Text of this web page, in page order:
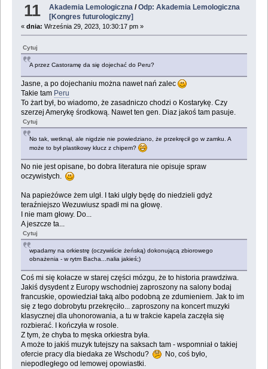
11 Akademia Lemologiczna /Odp: Akademia Lemologiczna
[Kongres futurologiczny]
« dnia: Września 29, 2023, 10:30:17 pm »
Cytuj
A przez Castoramę da się dojechać do Peru?
Jasne, a po dojechaniu można nawet nań zalec
Takie tam Peru
To żart był, bo wiadomo, że zasadniczo chodzi o Kostarykę. Czy
szerzej Amerykę środkową. Nawet ten gen. Diaz jakoś tam pasuje.
Cytuj
No tak, wetknął, ale nigdzie nie powiedziano, że przekręcił go w zamku. A
może to był plastikowy klucz z chipem?
No nie jest opisane, bo dobra literatura nie opisuje spraw
oczywistych.
Na papieżówce żem ulgł. I taki ulgły będę do niedzieli gdyż
teraźniejszo Wezuwiusz spadł mi na głowę.
I nie mam głowy. Do...
A jeszcze ta...
Cytuj
wpadamy na orkiestrę (oczywiście żeńską) dokonującą zbiorowego
obnażenia - w rytm Bacha...nalia jakieś;)
Coś mi się kołacze w starej części mózgu, że to historia prawdziwa.
Jakiś dysydent z Europy wschodniej zaproszony na salony bodaj
francuskie, opowiedział taką albo podobną ze zdumieniem. Jak to im
się z tego dobrobytu przekręciło... zaproszony na koncert muzyki
klasycznej dla uhonorowania, a tu w trakcie kapela zaczęła się
rozbierać. I kończyła w rosole.
Z tym, że chyba to męska orkiestra była.
A może to jakiś muzyk tutejszy na saksach tam - wspomniał o takiej
ofercie pracy dla biedaka ze Wschodu?
No, coś było,
niepodległego od lemowej opowiastki.